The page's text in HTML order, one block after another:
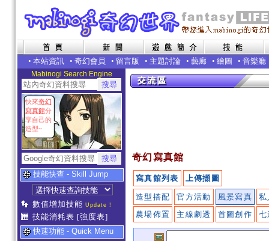
• 本站資訊 • 奇幻會員 • 留言版 • 主題討論 • 藝廊 • 繪圖 • 音樂廳
Mabinogi Search Engine
快來奇幻
寫真館分
享自己的
造型~
技能快查 - Skill Jump
數值增加技能 Update !
技能消耗表 [強度表]
快速功能 - Quick Menu
奇幻寫真館
寫真館列表 上傳擷圖
造型搭配 官方活動 風景寫真
私
農場佈置
主線劇透 首圖創作 七